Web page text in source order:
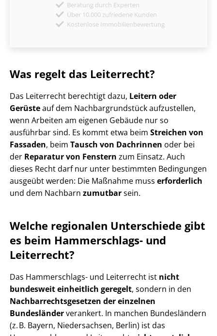
Beratung durch Experten
Über 10.000 zufriedene Kunden
Kostenlose Immobilienbewertung
Was regelt das Leiterrecht?
Das Leiterrecht berechtigt dazu, Leitern oder
Gerüsteauf dem Nach­bar­grund­stück aufzustellen,
wenn Arbeiten am eigenen Gebäude nur so
ausführbar sind. Es kommt etwa beim Streichen von
Fassaden, beim Tausch von Dachrinnen oder bei
der Reparatur von Fenstern zum Einsatz. Auch
dieses Recht darf nur unter bestimmten Bedingungen
ausgeübt werden: Die Maßnahme muss erforderlich
und dem Nachbarn zumutbarsein.
Welche regionalen Unterschiede gibt
es beim Hammerschlags- und
Leiterrecht?
Das Hammerschlags- und Leiterrecht ist nicht
bundesweit einheitlich geregelt, sondern in den
Nach­bar­rechts­ge­set­zen der einzelnen
Bundesländerverankert. In manchen Bundesländern
(z. B. Bayern, Niedersachsen, Berlin) ist das